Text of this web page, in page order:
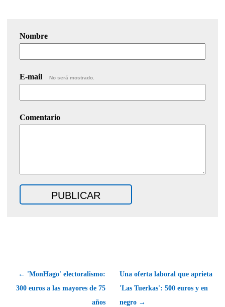
Nombre
E-mail No será mostrado.
Comentario
← 'MonHago' electoralismo:
300 euros a las mayores de 75
años
Una oferta laboral que aprieta
'Las Tuerkas': 500 euros y en
negro →